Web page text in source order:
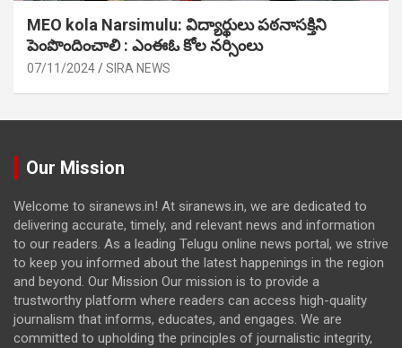
MEO kola Narsimulu: విద్యార్థులు పఠ‌నాసక్తిని
పెంపొందించాలి : ఎంఈఓ కోల నర్సింలు
07/11/2024 SIRA NEWS
Our Mission
Welcome to siranews.in! At siranews.in, we are dedicated to
delivering accurate, timely, and relevant news and information
to our readers. As a leading Telugu online news portal, we strive
to keep you informed about the latest happenings in the region
and beyond. Our Mission Our mission is to provide a
trustworthy platform where readers can access high-quality
journalism that informs, educates, and engages. We are
committed to upholding the principles of journalistic integrity,